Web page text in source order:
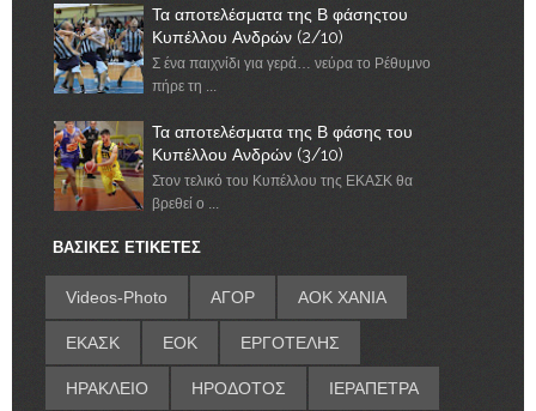
Τα αποτελέσματα της Β φάσηςτου
Κυπέλλου Ανδρών (2/10)
Σ ένα παιχνίδι για γερά… νεύρα το Ρέθυμνο
πήρε τη ...
Τα αποτελέσματα της Β φάσης του
Κυπέλλου Ανδρών (3/10)
Στον τελικό του Κυπέλλου της ΕΚΑΣΚ θα
βρεθεί ο ...
ΒΑΣΙΚΕΣ ΕΤΙΚΕΤΕΣ
Videos-Photo ΑΓΟΡ ΑΟΚ ΧΑΝΙΑ
ΕΚΑΣΚ ΕΟΚ ΕΡΓΟΤΕΛΗΣ
ΗΡΑΚΛΕΙΟ ΗΡΟΔΟΤΟΣ ΙΕΡΑΠΕΤΡΑ